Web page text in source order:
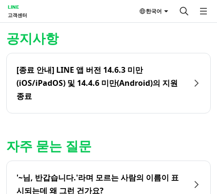
LINE
고객센터
한국어
공지사항
[종료 안내] LINE 앱 버전 14.6.3 미만
(iOS/iPadOS) 및 14.4.6 미만(Android)의 지원
종료
자주 묻는 질문
'~님, 반갑습니다.'라며 모르는 사람의 이름이 표
시되는데 왜 그런 건가요?